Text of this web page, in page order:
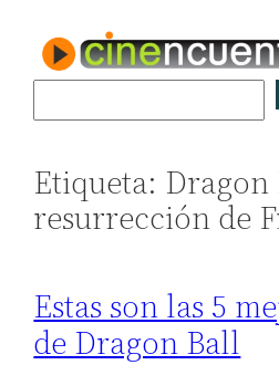
contenido
Etiqueta:
resurrección de
Estas son las 5
de Dragon Ball